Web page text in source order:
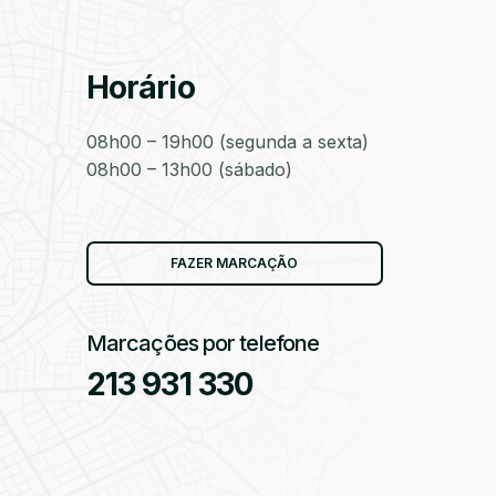
Horário
08h00 – 19h00 (segunda a sexta)
08h00 – 13h00 (sábado)
FAZER MARCAÇÃO
Marcações por telefone
213 931 330